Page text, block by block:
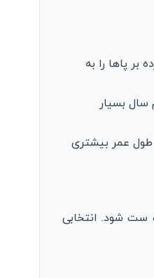
پاها را به
سال بسیار
طول عمر بیشتری
ست شود. انتخابی